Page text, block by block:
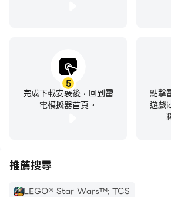
5
完成下載安裝後，回到雷
電模擬器首頁。
點擊
遊戲
推薦搜尋
LEGO® Star Wars™: TCS